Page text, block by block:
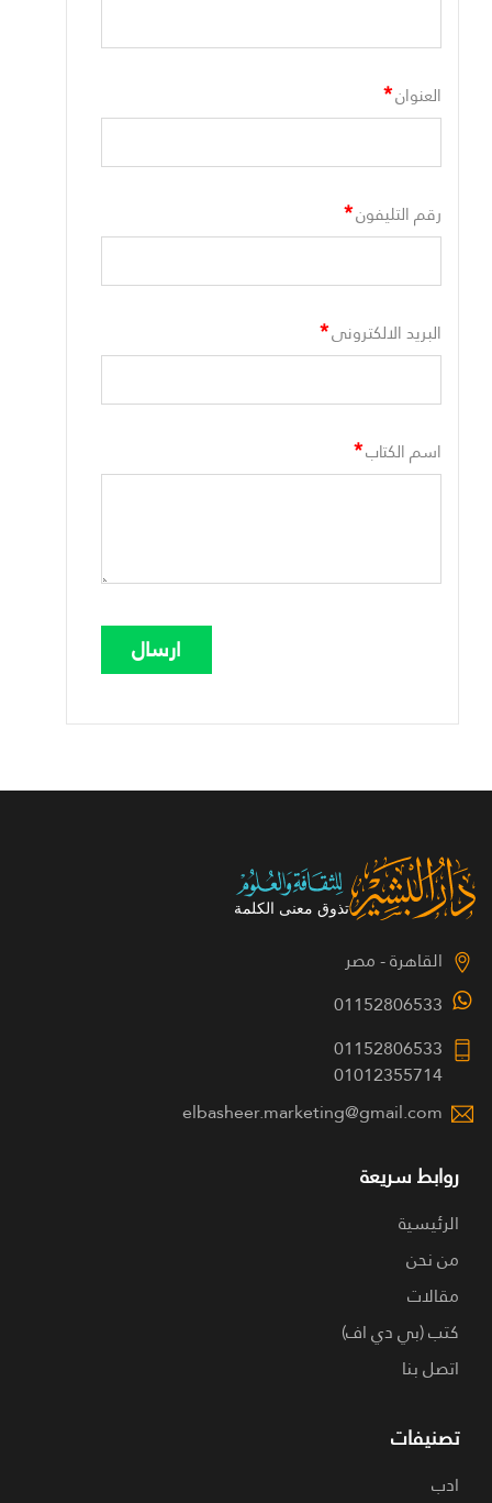
العنوان*
رقم التليفون*
البريد الالكترونى*
اسم الكتاب*
القاهرة - مصر
01152806533
01152806533
01012355714
elbasheer.marketing@gmail.com
روابط سريعة
الرئيسية
من نحن
مقالات
كتب (بي دي اف)
اتصل بنا
تصنيفات
ادب